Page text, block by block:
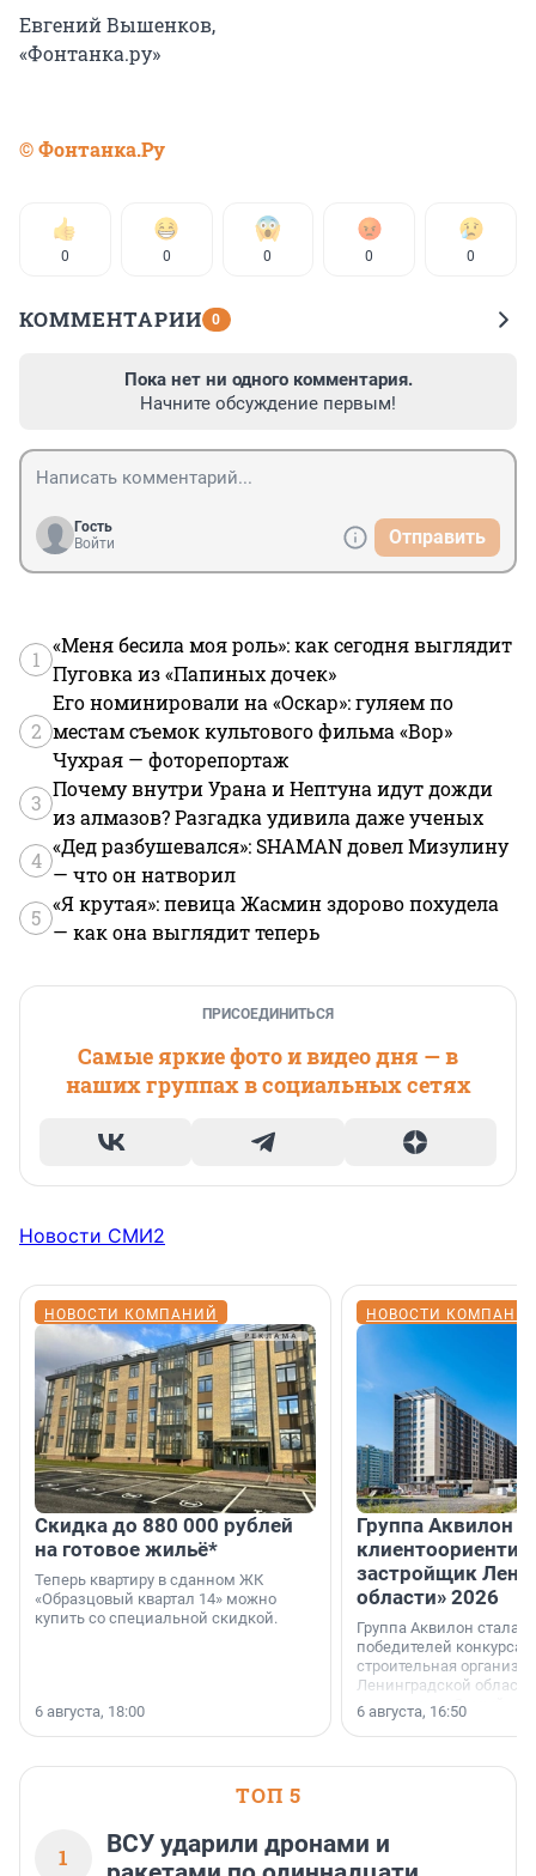
Евгений Вышенков,
«Фонтанка.ру»
© Фонтанка.Ру
0 0 0 0 0
КОММЕНТАРИИ 0
Пока нет ни одного комментария.
Начните обсуждение первым!
Гость
Войти
Отправить
1
«Меня бесила моя роль»: как сегодня выглядит
Пуговка из «Папиных дочек»
2
Его номинировали на «Оскар»: гуляем по
местам съемок культового фильма «Вор»
Чухрая — фоторепортаж
3
Почему внутри Урана и Нептуна идут дожди
из алмазов? Разгадка удивила даже ученых
4
«Дед разбушевался»: SHAMAN довел Мизулину
— что он натворил
5
«Я крутая»: певица Жасмин здорово похудела
— как она выглядит теперь
ПРИСОЕДИНИТЬСЯ
Самые яркие фото и видео дня — в
наших группах в социальных сетях
Новости СМИ2
НОВОСТИ КОМПАНИЙ
Скидка до 880 000 рублей
на готовое жильё*
Теперь квартиру в сданном ЖК
«Образцовый квартал 14» можно
купить со специальной скидкой.
6 августа, 18:00
НОВОСТИ
Группа Аквилон
застройщик
области» 2026
Группа Аквилон стала
победителей конкурса
строительная
Ленинградской области
номинации «Самый
застройщик
6 августа, 16:50
ТОП 5
1
ВСУ ударили дронами и